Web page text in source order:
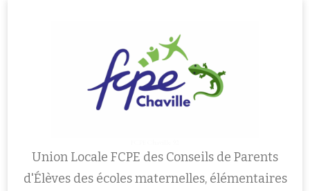
Union Locale FCPE des Conseils de Parents
d'Élèves des écoles maternelles, élémentaires